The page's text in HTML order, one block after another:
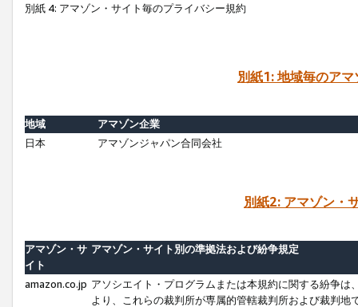
別紙 4: アマゾン・サイト毎のプライバシー規約
別紙1: 地域毎のア
地域
アマゾン企業
日本
アマゾンジャパン合同会社
別紙2: アマゾン・
アマゾン・サ
イト
アマゾン・サイト別の準拠法および紛争規定
amazon.co.jp アソシエイト・プログラムまたは本規約に関する紛争
より、これらの裁判所が専属的管轄裁判所および裁判